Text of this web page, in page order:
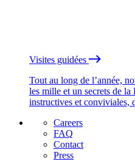
Visites guidées
Tout au long de l’année,
les mille et un secrets de
instructives et conviviales,
Careers
FAQ
Contact
Press